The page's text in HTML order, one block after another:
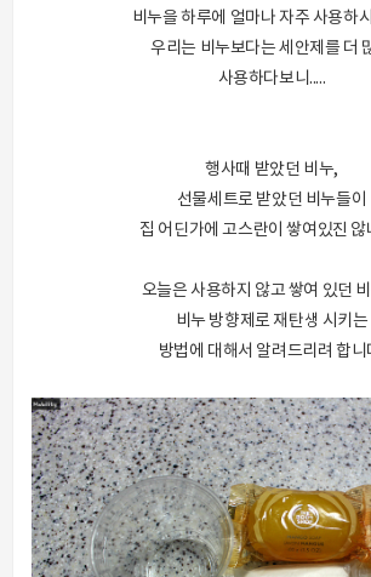
비누을 하루에 얼마나 자주 사용하
우리는 비누보다는 세안제를 더
사용하다보니.....
행사때 받았던 비누,
선물세트로 받았던 비누들이
집 어딘가에 고스란이 쌓여있진 않
오늘은 사용하지 않고 쌓여 있던
비누 방향제로 재탄생 시키는
방법에 대해서 알려드리려 합니